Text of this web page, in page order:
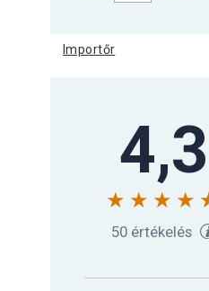
Gorilla
Gorilla
Gorilla
Importőr
4,3
50 értékelés